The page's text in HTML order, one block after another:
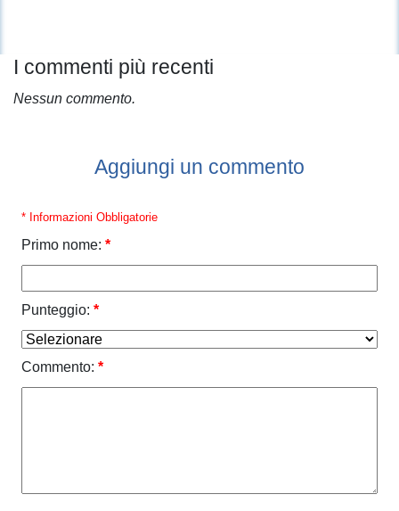
I commenti più recenti
Nessun commento.
Aggiungi un commento
* Informazioni Obbligatorie
Primo nome: *
Punteggio: *
Commento: *